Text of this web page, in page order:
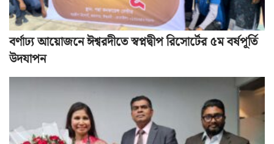
বর্ণাঢ্য আয়োজনে ঈশ্বরদীতে স্বপ্নদ্বীপ রিসোর্টের ৫ম বর্ষপূর্তি
উদযাপন